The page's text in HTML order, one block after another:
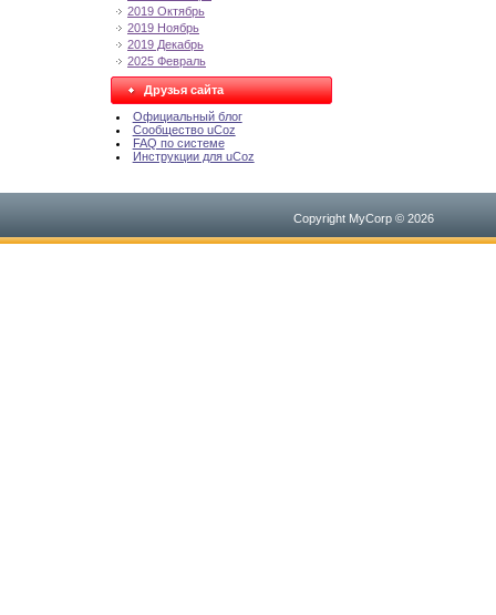
2019 Октябрь
2019 Ноябрь
2019 Декабрь
2025 Февраль
Друзья сайта
Официальный блог
Сообщество uCoz
FAQ по системе
Инструкции для uCoz
Copyright MyCorp © 2026